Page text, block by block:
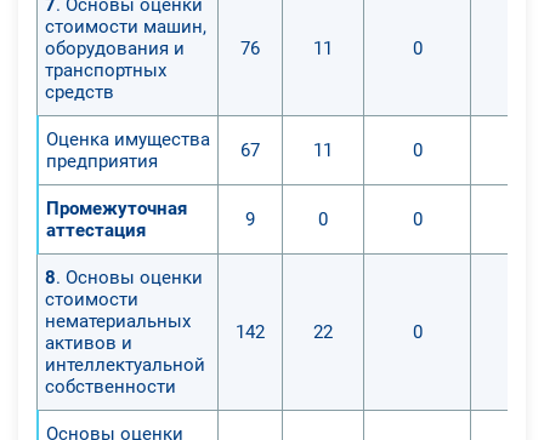
7. Основы оценки
стоимости машин,
оборудования и
транспортных
средств
76 11 0
Оценка имущества
предприятия
67 11 0
Промежуточная
аттестация
9 0 0
8. Основы оценки
стоимости
нематериальных
активов и
интеллектуальной
собственности
142 22 0
Основы оценки